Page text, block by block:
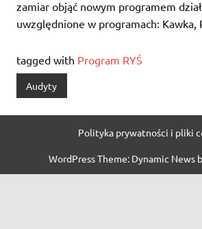
zamiar objąć nowym programem
uwzględnione w programach: Kawka,
tagged with Program RYŚ
Audyty
Polityka prywatności i pliki
WordPress Theme: Dynamic News